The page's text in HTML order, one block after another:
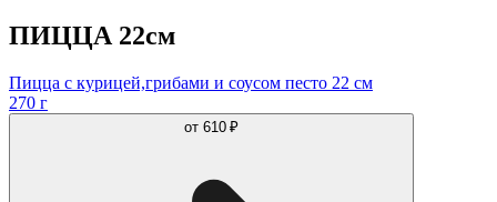
ПИЦЦА 22см
Пицца с курицей,грибами и соусом песто 22 см
270 г
от 610 ₽